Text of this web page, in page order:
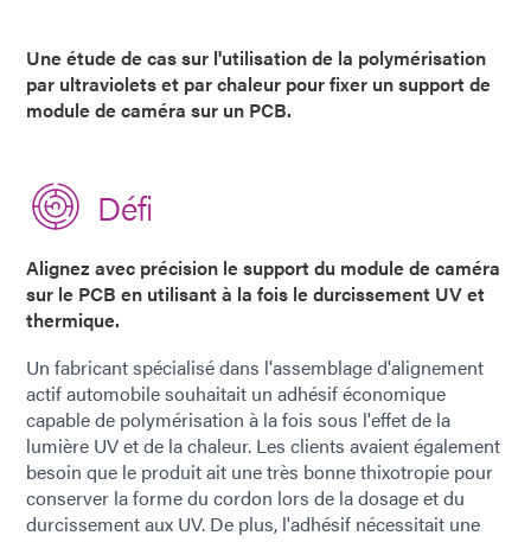
Une étude de cas sur l'utilisation de la polymérisation
par ultraviolets et par chaleur pour fixer un support de
module de caméra sur un PCB.
Défi
Alignez avec précision le support du module de caméra
sur le PCB en utilisant à la fois le durcissement UV et
thermique.
Un fabricant spécialisé dans l'assemblage d'alignement
actif automobile souhaitait un adhésif économique
capable de polymérisation à la fois sous l'effet de la
lumière UV et de la chaleur. Les clients avaient également
besoin que le produit ait une très bonne thixotropie pour
conserver la forme du cordon lors de la dosage et du
durcissement aux UV. De plus, l'adhésif nécessitait une